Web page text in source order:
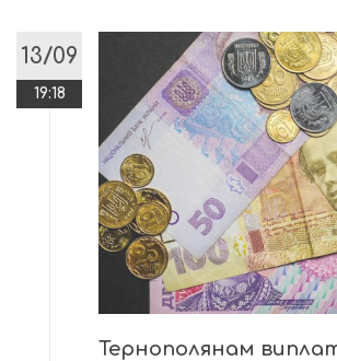
13/09
19:18
Тернополянам